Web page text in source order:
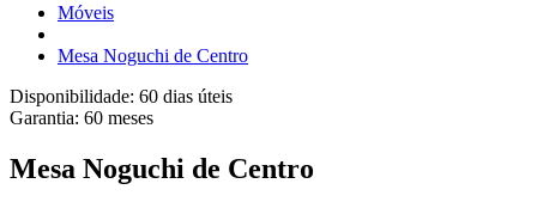
Móveis
Mesa Noguchi de Centro
Disponibilidade: 60 dias úteis
Garantia: 60 meses
Mesa Noguchi de Centro